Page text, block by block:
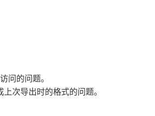
问的问题。
次导出时的格式的问题。